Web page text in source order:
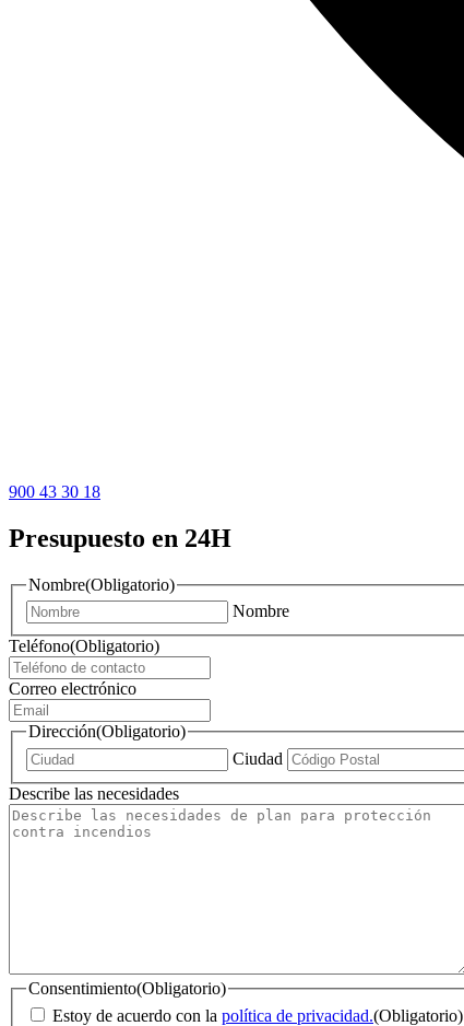
900 43 30 18
Presupuesto en 24H
Nombre(Obligatorio)
Nombre
Teléfono(Obligatorio)
Correo electrónico
Dirección(Obligatorio)
Ciudad
Describe las necesidades
Consentimiento(Obligatorio)
Estoy de acuerdo con la política de privacidad.(Obligatorio)